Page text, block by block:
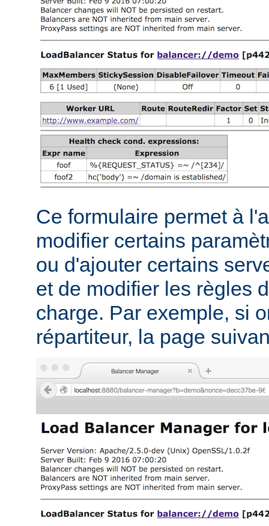
Ce formulaire permet à
modifier certains
ou d'ajouter certains
et de modifier les règles
charge. Par exemple, si
répartiteur, la page